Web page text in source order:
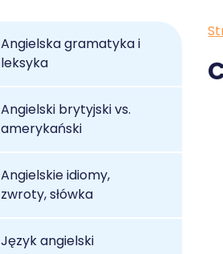
Angielska gramatyka i
leksyka
Angielski brytyjski vs.
amerykański
Angielskie idiomy,
zwroty, słówka
Język angielski